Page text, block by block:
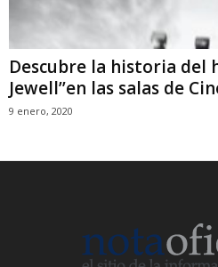
Descubre la historia del
Jewell’’en las salas de
9 enero, 2020